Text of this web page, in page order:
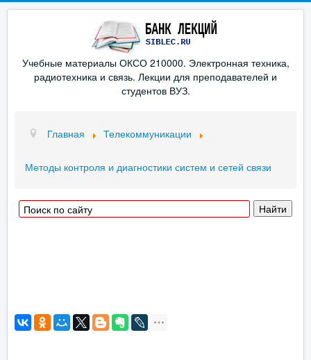
Учебные материалы ОКСО 210000. Электронная техника,
радиотехника и связь. Лекции для преподавателей и
студентов ВУЗ.
Главная Телекоммуникации
Методы контроля и диагностики систем и сетей связи